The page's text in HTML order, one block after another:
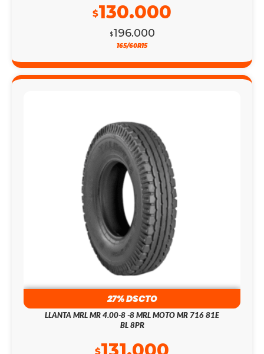
$196.000
$130.000
165/60R15
27% DSCTO
LLANTA MRL MR 4.00-8 -8 MRL MOTO MR 716 81E
BL 8PR
$